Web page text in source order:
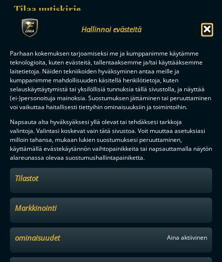
Hallinnoi evästeitä
Parhaan kokemuksen tarjoamiseksi me ja kumppanimme käytämme
teknologioita, kuten evästeitä, tallentaaksemme ja/tai käyttääksemme
laitetietoja. Näiden tekniikoiden hyväksyminen antaa meille ja
kumppanimme mahdollisuuden käsitellä henkilötietoja, kuten
selauskäyttäytymistä tai yksilöllisiä tunnuksia tällä sivustolla, ja näyttää
(ei-)personoituja mainoksia. Suostumuksen jättäminen tai peruuttaminen
voi vaikuttaa haitallisesti tiettyihin ominaisuuksiin ja toimintoihin.
Napsauta alta hyväksyäksesi yllä olevat tai tehdäksesi tarkkoja
valintoja. Valintasi koskevat vain tätä sivustoa. Voit muuttaa asetuksiasi
milloin tahansa, mukaan lukien suostumuksesi peruuttaminen,
käyttämällä evästekäytännön vaihtopainikkeita tai napsauttamalla näytön
alareunassa olevaa suostumushallintapainiketta.
Tilastot
Markkinointi
ominaisuudet Aina aktiivinen
Tilaa uutiskirje
Saat kirjeen noin kerran kuukaudessa F-liigakauden alusta
ratkaisuhetkiin asti.
TILAA
F-LIIGANKUMPPANIT